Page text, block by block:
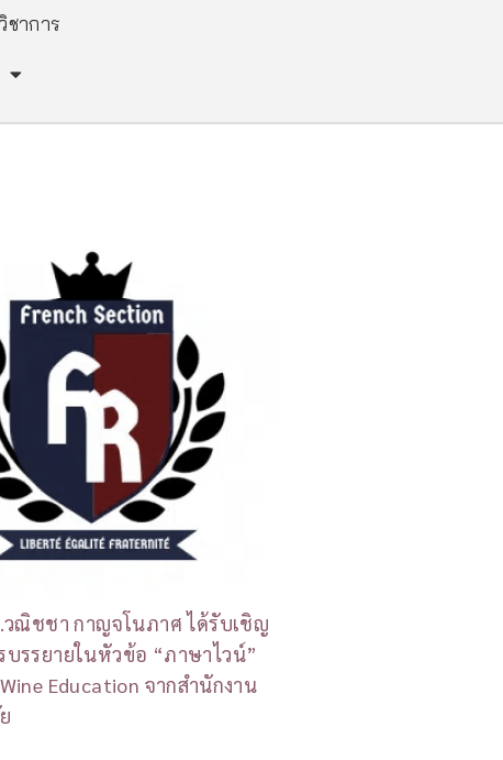
ชาการ
วณิชชา กาญจโนภาศ ได้รับเชิญ
บรรยายในหัวข้อ “ภาษาไวน์”
Education จากสำนักงาน